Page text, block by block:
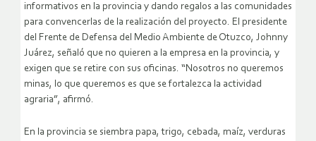
informativos en la provincia y dando regalos a las comunidades
para convencerlas de la realización del proyecto. El presidente
del Frente de Defensa del Medio Ambiente de Otuzco, Johnny
Juárez, señaló que no quieren a la empresa en la provincia, y
exigen que se retire con sus oficinas. “Nosotros no queremos
minas, lo que queremos es que se fortalezca la actividad
agraria”, afirmó.
En la provincia se siembra papa, trigo, cebada, maíz, verduras